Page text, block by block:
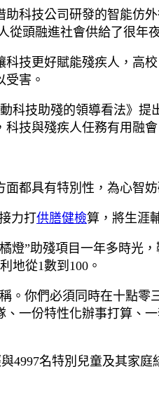
科技公司研發的智能仿
從頭融進社會供給了很年
技更好賦能殘疾人，高
害。
科技助殘的領導看法》
技與殘疾人任務有用融會
都具有特別性，為心智
力打供膳健檢算，將生涯
燈”助殘項目一年多時光
地從1數到100。
。你們必須同時在十點
一份特性化辦事打算、
4997名特別兒童及其家